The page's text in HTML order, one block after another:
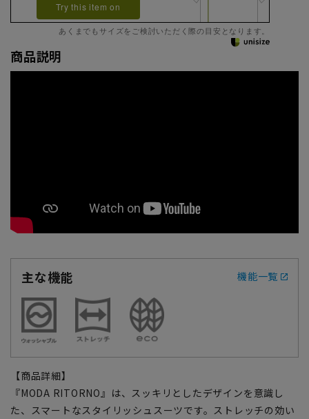
Try this item on
あくまでもサイズをご検討いただく際の目安となります。
商品説明
主な機能 機能一覧
【商品詳細】
『MODA RITORNO』は、スッキリとしたデザインを意識し
た、スマートなスタイリッシュスーツです。ストレッチの効い